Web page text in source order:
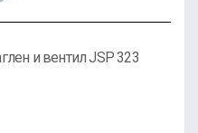
и вентил JSP 323